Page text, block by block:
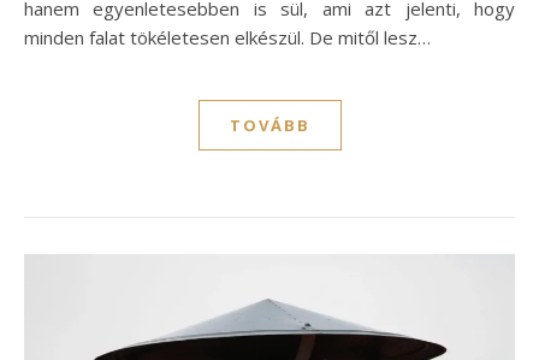
hanem egyenletesebben is sül, ami azt jelenti, hogy
minden falat tökéletesen elkészül. De mitől lesz…
TOVÁBB